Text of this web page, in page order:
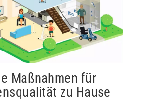
Maßnahmen für
zu Hause